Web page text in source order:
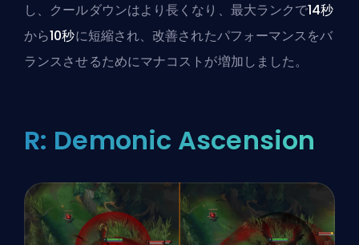
し、 クールダウンはより長くなり、最大ランクで14秒
から10秒に短縮され、改善されたパフォーマンスをバ
ランスさせるためにマナコストが増加しました。
R: Demonic Ascension